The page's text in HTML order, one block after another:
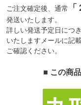
ご注文確定後、通常
発送いたします。
詳しい発送予定日につ
いたしますメールに記
ご確認ください。
■ この商